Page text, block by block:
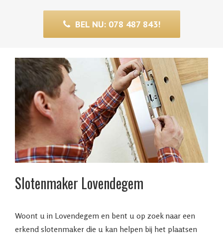
BEL NU: 078 487 843!
Slotenmaker Lovendegem
Woont u in Lovendegem en bent u op zoek naar een
erkend slotenmaker die u kan helpen bij het plaatsen